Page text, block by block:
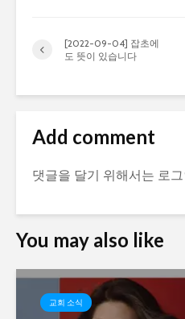
[2022-09-04] 잡초에
도 뜻이 있습니다
Add comment
댓글을 달기 위해서는 로
You may also like
교회 소식